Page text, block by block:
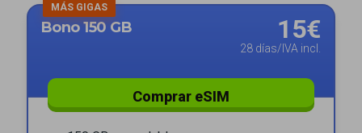
Bono 150 GB
MÁS GIGAS
15€
28 días/IVA incl.
Comprar eSIM